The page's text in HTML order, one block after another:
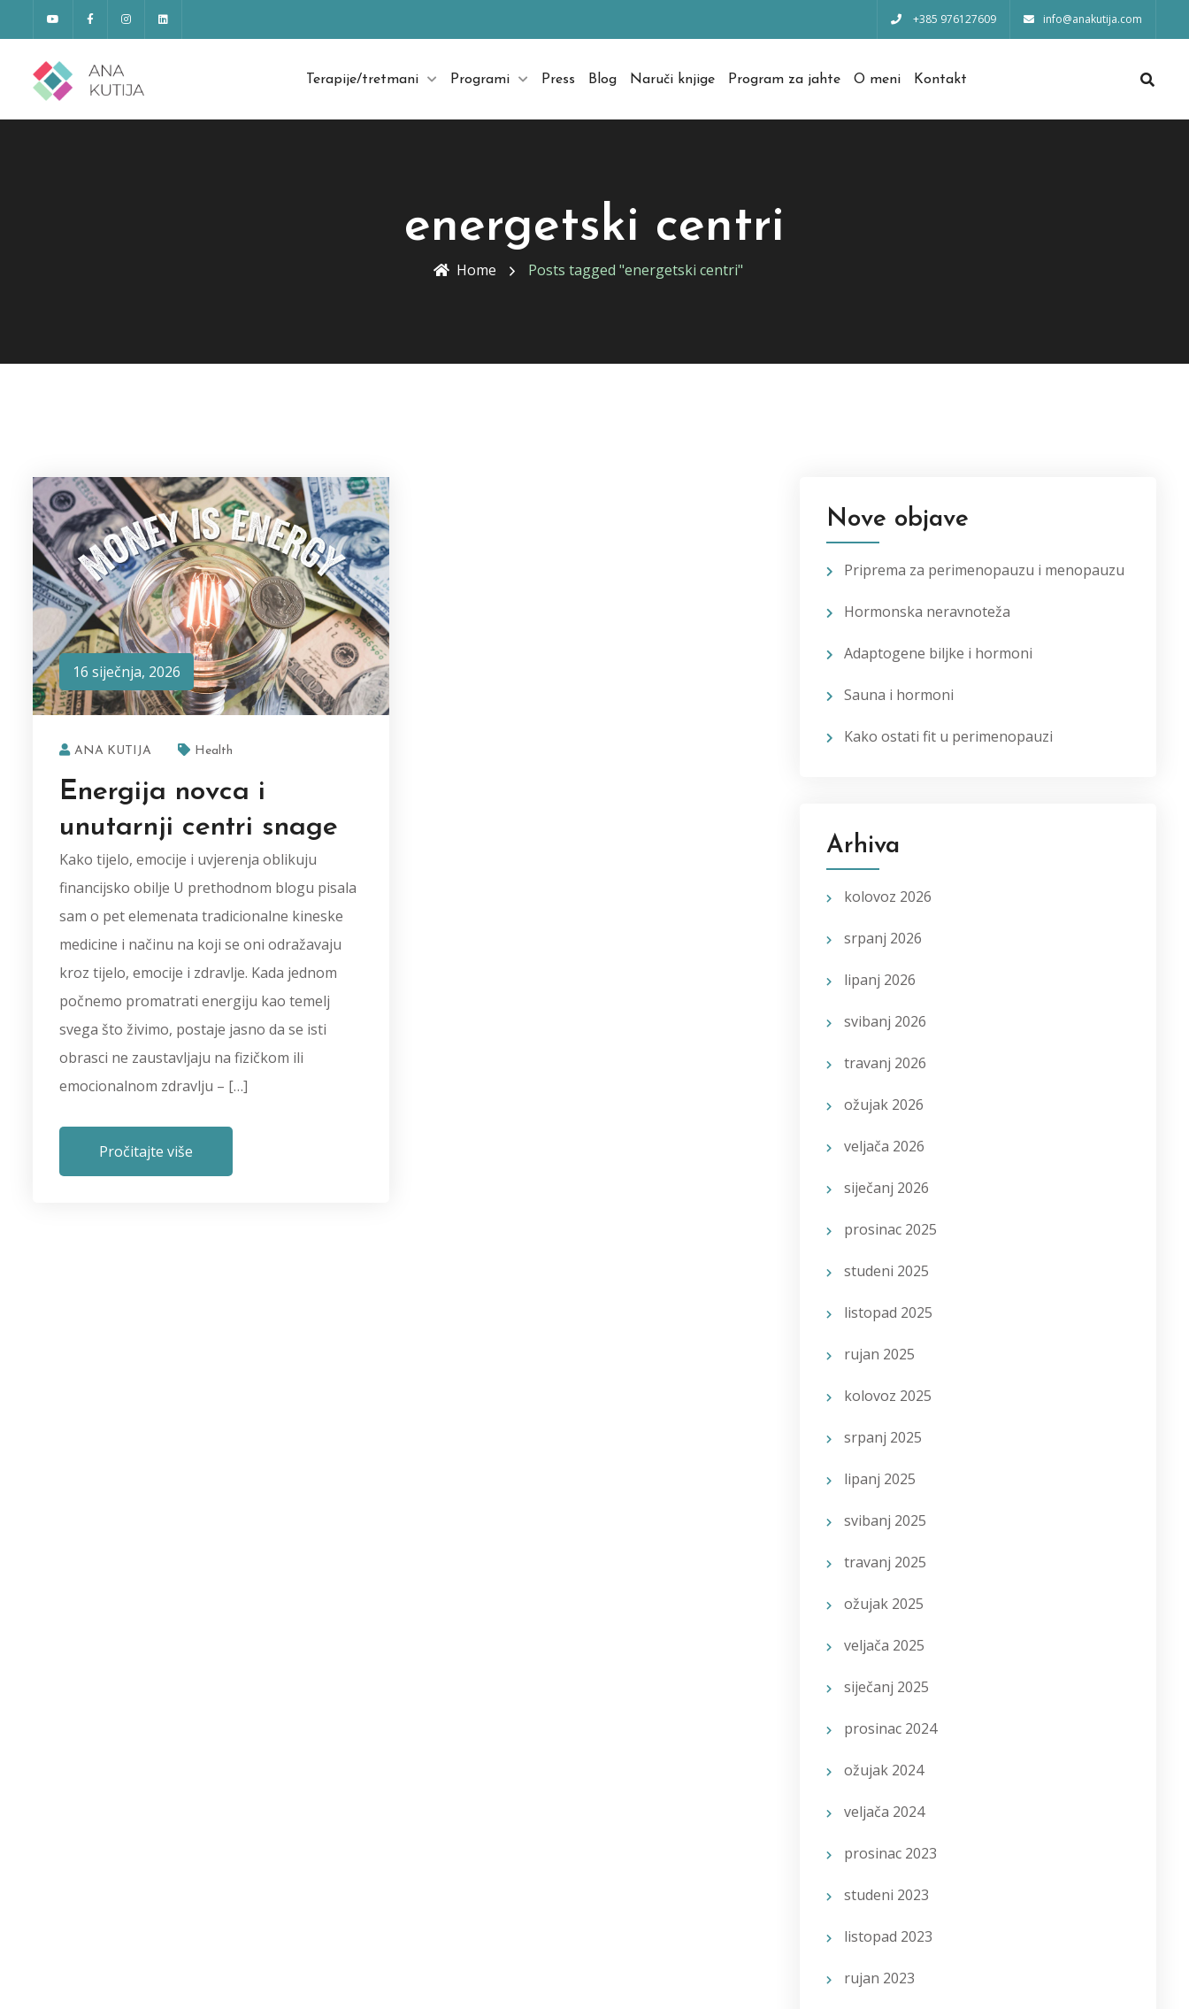
+385 976127609 info@anakutija.com
Terapije/tretmani Programi Press Blog Naruči knjige Program za jahte O meni Kontakt
energetski centri
Home Posts tagged "energetski centri"
16 siječnja, 2026
ANA KUTIJA Health
Energija novca i
unutarnji centri snage
Kako tijelo, emocije i uvjerenja oblikuju
financijsko obilje U prethodnom blogu pisala
sam o pet elemenata tradicionalne kineske
medicine i načinu na koji se oni odražavaju
kroz tijelo, emocije i zdravlje. Kada jednom
počnemo promatrati energiju kao temelj
svega što živimo, postaje jasno da se isti
obrasci ne zaustavljaju na fizičkom ili
emocionalnom zdravlju – […]
Pročitajte više
Nove objave
Priprema za perimenopauzu i menopauzu
Hormonska neravnoteža
Adaptogene biljke i hormoni
Sauna i hormoni
Kako ostati fit u perimenopauzi
Arhiva
kolovoz 2026
srpanj 2026
lipanj 2026
svibanj 2026
travanj 2026
ožujak 2026
veljača 2026
siječanj 2026
prosinac 2025
studeni 2025
listopad 2025
rujan 2025
kolovoz 2025
srpanj 2025
lipanj 2025
svibanj 2025
travanj 2025
ožujak 2025
veljača 2025
siječanj 2025
prosinac 2024
ožujak 2024
veljača 2024
prosinac 2023
studeni 2023
listopad 2023
rujan 2023